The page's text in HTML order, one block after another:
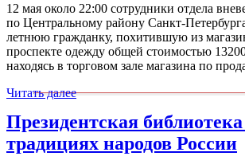
12 мая около 22:00 сотрудники отдела
по Центральному району Санкт-
летнюю гражданку, похитившую из
проспекте одежду общей стоимостью
находясь в торговом зале магазина по
Читать далее
Президентская
традициях народов России